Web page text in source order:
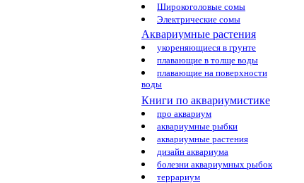
Широкоголовые сомы
Электрические сомы
Аквариумные растения
укореняющиеся в грунте
плавающие в толще воды
плавающие на поверхности
воды
Книги по аквариумистике
про аквариум
аквариумные рыбки
аквариумные растения
дизайн аквариума
болезни аквариумных рыбок
террариум